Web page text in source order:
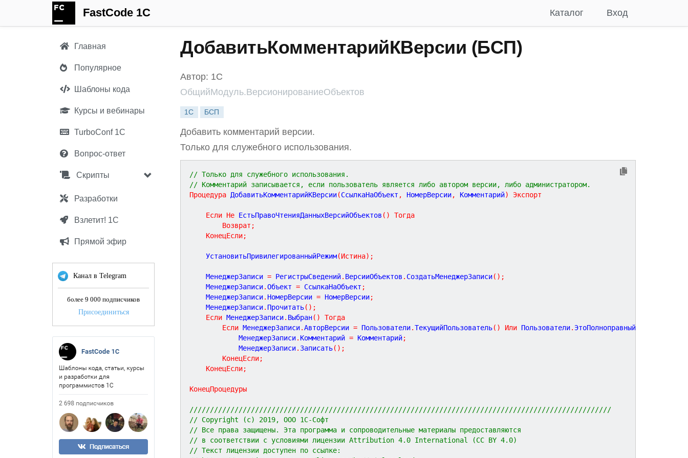
FastCode 1C Вход
Каталог
Главная
Популярное
Шаблоны кода
Курсы и вебинары
TurboConf 1С
Вопрос-ответ
Скрипты
Разработки
Взлетит! 1С
Прямой эфир
Канал в Telegram
более 9 000 подписчиков
Присоединиться
ДобавитьКомментарийКВерсии (БСП)
Автор: 1С
ОбщийМодуль.ВерсионированиеОбъектов
1С БСП
Добавить комментарий версии.
Только для служебного использования.
// Только для служебного использования.
// Комментарий записывается, если пользователь является либо автором версии, либо администратором.
Процедура ДобавитьКомментарийКВерсии(СсылкаНаОбъект , НомерВерсии, Комментарий) Экспорт
Если Не ЕстьПравоЧтенияДанныхВерсийОбъектов ( )
Тогда
Возврат ;
КонецЕсли;
	УстановитьПривилегированныйРежим
(Истина) ;
	МенеджерЗаписи
= РегистрыСведений. ВерсииОбъектов . СоздатьМенеджерЗаписи( ) ;
	МенеджерЗаписи
.Объект = СсылкаНаОбъект ;
	МенеджерЗаписи
. НомерВерсии = НомерВерсии;
	МенеджерЗаписи
. Прочитать( ) ;
Если МенеджерЗаписи. Выбран( )
Тогда
Если МенеджерЗаписи.АвторВерсии = Пользователи.ТекущийПользователь( ) Или Пользователи. ЭтоПолноправныйПользователь
			МенеджерЗаписи
. Комментарий = Комментарий;
			МенеджерЗаписи
. Записать( ) ;
КонецЕсли;
КонецЕсли;
КонецПроцедуры
///////////////////////////////////////////////////////////////////////////////////////////////////////
// Copyright (c) 2019, ООО 1С-Софт
// Все права защищены. Эта программа и сопроводительные материалы предоставляются
// в соответствии с условиями лицензии Attribution 4.0 International (CC BY 4.0)
// Текст лицензии доступен по ссылке: